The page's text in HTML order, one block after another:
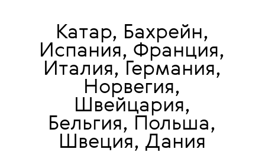
Катар, Бахрейн,
Испания, Франция,
Италия, Германия,
Норвегия,
Швейцария,
Бельгия, Польша,
Швеция, Дания